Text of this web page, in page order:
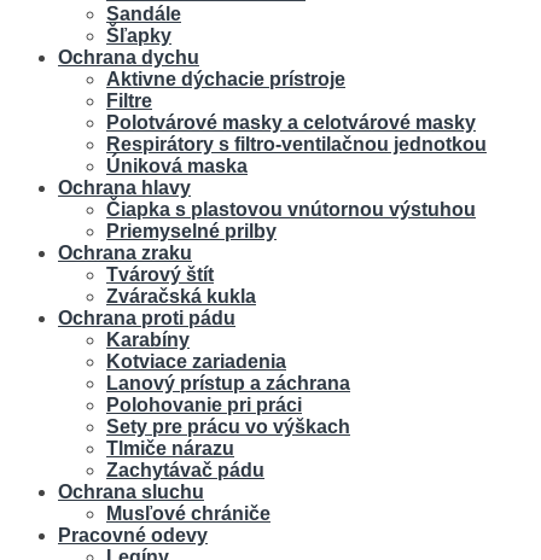
Sandále
Šľapky
Ochrana dychu
Aktivne dýchacie prístroje
Filtre
Polotvárové masky a celotvárové masky
Respirátory s filtro-ventilačnou jednotkou
Úniková maska
Ochrana hlavy
Čiapka s plastovou vnútornou výstuhou
Priemyselné prilby
Ochrana zraku
Tvárový štít
Zváračská kukla
Ochrana proti pádu
Karabíny
Kotviace zariadenia
Lanový prístup a záchrana
Polohovanie pri práci
Sety pre prácu vo výškach
Tlmiče nárazu
Zachytávač pádu
Ochrana sluchu
Musľové chrániče
Pracovné odevy